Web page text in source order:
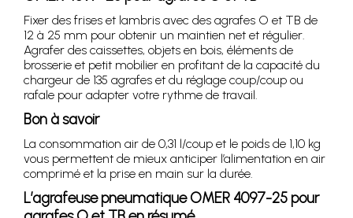
Fixer des frises et lambris avec des agrafes O et TB de
12 à 25 mm pour obtenir un maintien net et régulier.
Agrafer des caissettes, objets en bois, éléments de
brosserie et petit mobilier en profitant de la capacité du
chargeur de 135 agrafes et du réglage coup/coup ou
rafale pour adapter votre rythme de travail.
Bon à savoir
La consommation air de 0,31 l/coup et le poids de 1,10 kg
vous permettent de mieux anticiper l’alimentation en air
comprimé et la prise en main sur la durée.
L’agrafeuse pneumatique OMER 4097-25 pour